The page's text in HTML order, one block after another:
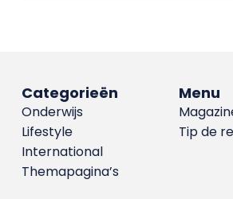
Menu
Tip de
Categorieën
Onderwijs
Lifestyle
International
Themapagina’s